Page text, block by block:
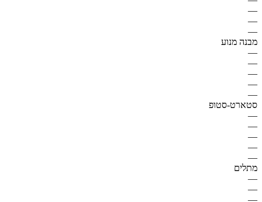
—
—
—
מבנה מנוע
—
—
—
—
—
סטארט-סטופ
—
—
—
—
—
מתלים
—
—
—